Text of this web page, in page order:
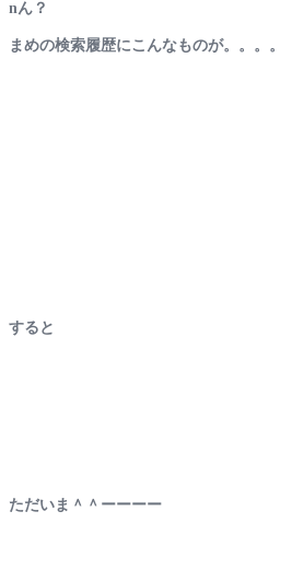
nん？
まめの検索履歴にこんなものが。。。。
すると
ただいま＾＾ーーーー